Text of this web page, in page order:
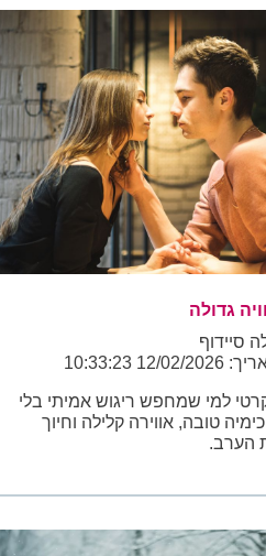
גדולה
סיידוף
10:33:23
למי שמחפש ריגוש אמיתי בלי
טובה, אווירה קלילה וחיוך
הערב.